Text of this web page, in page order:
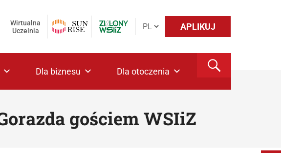
APLIKUJ
Wirtualna
Uczelnia
Dla biznesu Dla otoczenia
gościem WSIiZ